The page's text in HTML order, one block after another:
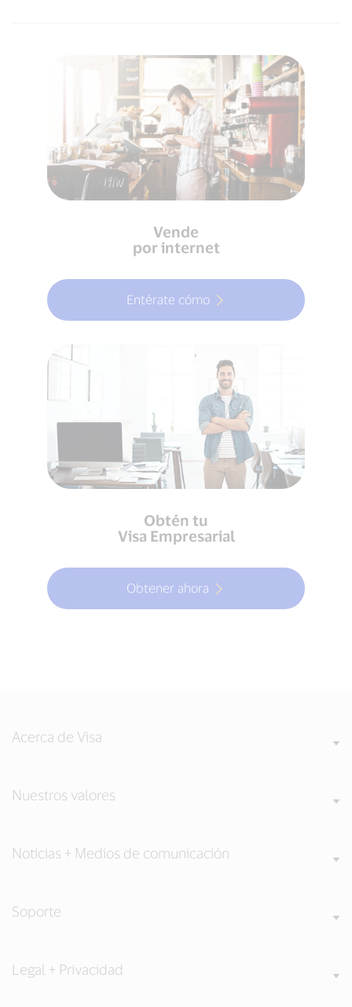
Vende
por internet
Entérate cómo
Obtén tu
Visa Empresarial
Obtener ahora
Acerca de Visa
Nuestros valores
Noticias + Medios de comunicación
Soporte
Legal + Privacidad